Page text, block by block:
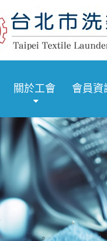
關於工會 會員資